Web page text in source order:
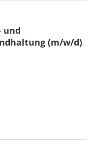
und
(m/w/d)